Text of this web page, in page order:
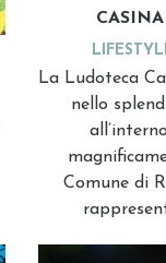
La Ludoteca
nello
Comune di